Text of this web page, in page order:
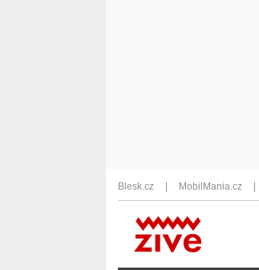
Blesk.cz MobilMania.cz